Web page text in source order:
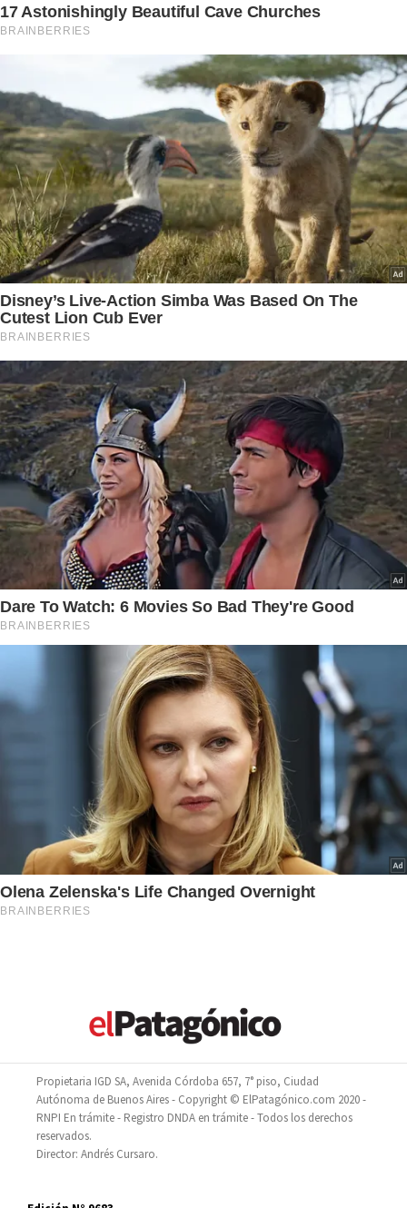
Propietaria IGD SA, Avenida Córdoba 657, 7° piso, Ciudad
Autónoma de Buenos Aires - Copyright © ElPatagónico.com 2020 -
RNPI En trámite - Registro DNDA en trámite - Todos los derechos
reservados.
Director: Andrés Cursaro.